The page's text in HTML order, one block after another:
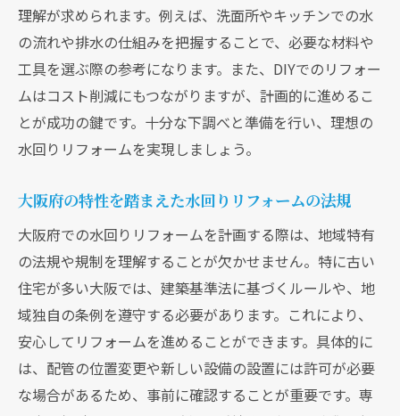
理解が求められます。例えば、洗面所やキッチンでの水
の流れや排水の仕組みを把握することで、必要な材料や
工具を選ぶ際の参考になります。また、DIYでのリフォー
ムはコスト削減にもつながりますが、計画的に進めるこ
とが成功の鍵です。十分な下調べと準備を行い、理想の
水回りリフォームを実現しましょう。
大阪府の特性を踏まえた水回りリフォームの法規
大阪府での水回りリフォームを計画する際は、地域特有
の法規や規制を理解することが欠かせません。特に古い
住宅が多い大阪では、建築基準法に基づくルールや、地
域独自の条例を遵守する必要があります。これにより、
安心してリフォームを進めることができます。具体的に
は、配管の位置変更や新しい設備の設置には許可が必要
な場合があるため、事前に確認することが重要です。専
現在、新聞に入っている折込チラシです。
現在、新聞に入っている折込チラシです。